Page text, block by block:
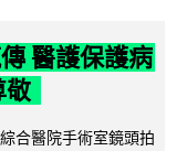
醫護保護病
敬
合醫院手術室鏡頭拍